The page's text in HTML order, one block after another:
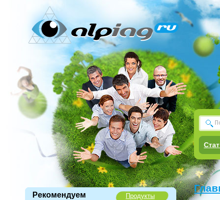
Рекомендуем Продукты